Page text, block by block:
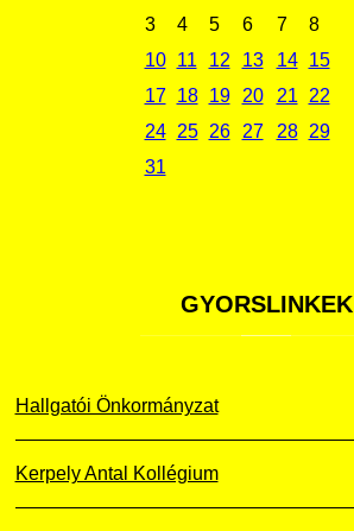
3
4 5 6 7 8
10
11 12 13 14 15
17
18 19 20 21 22
24
25 26 27 28 29
31
GYORSLINKEK
Hallgatói Önkormányzat
Kerpely Antal Kollégium